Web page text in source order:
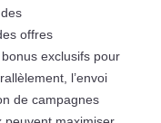
offres
exclusifs pour
l’envoi
de campagnes